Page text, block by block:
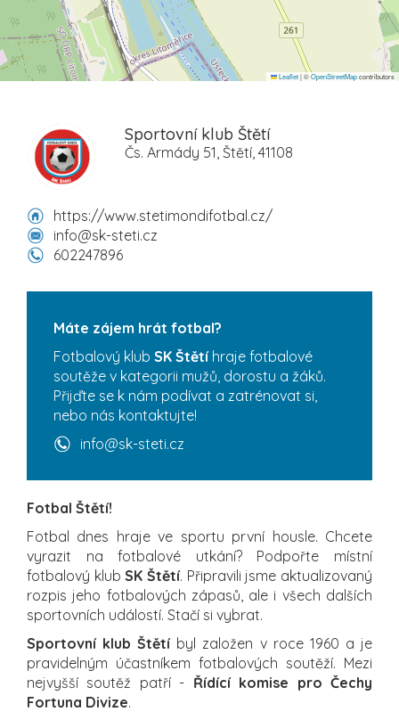
Leaflet|©OpenStreetMapcontributors
Sportovní klub Štětí
Čs. Armády 51, Štětí, 41108
https://www.stetimondifotbal.cz/
info@sk-steti.cz
602247896
Máte zájem hrát fotbal?
Fotbalový klub SK Štětíhraje fotbalové
soutěže v kategorii mužů, dorostu a žáků.
Přijďte se k nám podívat a zatrénovat si,
nebo nás kontaktujte!
info@sk-steti.cz
Fotbal Štětí!
Fotbal dnes hraje ve sportu první housle. Chcete
vyrazit na fotbalové utkání? Podpořte místní
fotbalový klubSK Štětí. Připravili jsme aktualizovaný
rozpis jeho fotbalových zápasů, ale i všech dalších
sportovních událostí. Stačí si vybrat.
Sportovní klub Štětíbyl založen v roce 1960 a je
pravidelným účastníkem fotbalových soutěží. Mezi
nejvyšší soutěž patří - Řídící komise pro Čechy
Fortuna Divize.